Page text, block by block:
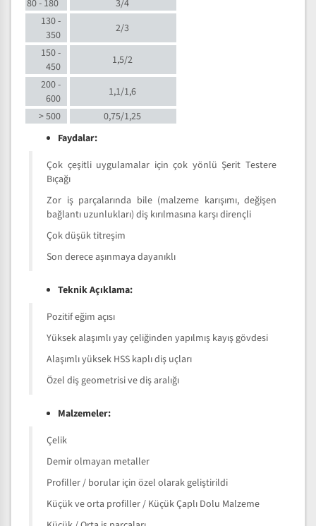
80 - 180
3/4
130 -
350
2/3
150 -
450
1,5/2
200 -
600
1,1/1,6
> 500
0,75/1,25
Faydalar:
Çok çeşitli uygulamalar için çok yönlü Şerit Testere
Bıçağı
Zor iş parçalarında bile (malzeme karışımı, değişen
bağlantı uzunlukları) diş kırılmasına karşı dirençli
Çok düşük titreşim
Son derece aşınmaya dayanıklı
Teknik Açıklama:
Pozitif eğim açısı
Yüksek alaşımlı yay çeliğinden yapılmış kayış gövdesi
Alaşımlı yüksek HSS kaplı diş uçları
Özel diş geometrisi ve diş aralığı
Malzemeler:
Çelik
Demir olmayan metaller
Profiller / borular için özel olarak geliştirildi
Küçük ve orta profiller / Küçük Çaplı Dolu Malzeme